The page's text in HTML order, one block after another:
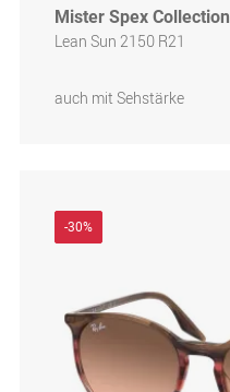
Mister Spex Collection
Lean Sun 2150 R21
auch mit Sehstärke
-30%